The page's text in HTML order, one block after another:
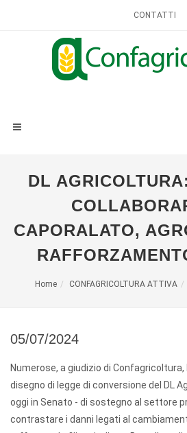
CONTATTI
DL
CAPORALATO,
Home CONFAGRICOLTURA ATTIVA
05/07/2024
Numerose, a giudizio di
disegno di legge di conversione del DL
oggi in Senato - di sostegno al settore
contrastare i danni legati al